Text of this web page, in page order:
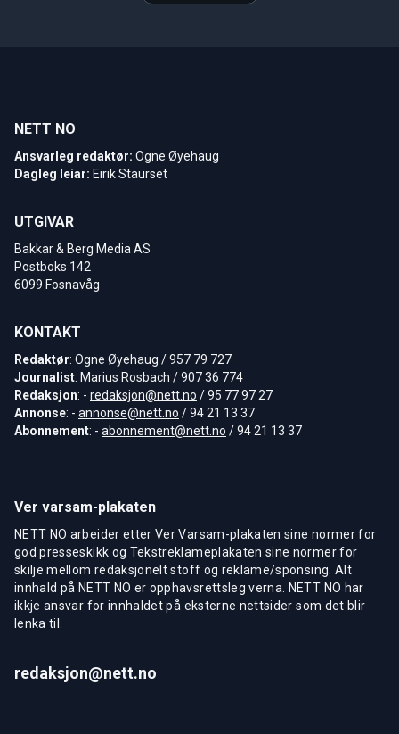
NETT NO
Ansvarleg redaktør: Ogne Øyehaug
Dagleg leiar: Eirik Staurset
UTGIVAR
Bakkar & Berg Media AS
Postboks 142
6099 Fosnavåg
KONTAKT
Redaktør: Ogne Øyehaug / 957 79 727
Journalist: Marius Rosbach / 907 36 774
Redaksjon: - redaksjon@nett.no / 95 77 97 27
Annonse: - annonse@nett.no / 94 21 13 37
Abonnement: - abonnement@nett.no / 94 21 13 37
Ver varsam-plakaten
NETT NO arbeider etter Ver Varsam-plakaten sine normer for
god presseskikk og Tekstreklameplakaten sine normer for
skilje mellom redaksjonelt stoff og reklame/sponsing. Alt
innhald på NETT NO er opphavsrettsleg verna. NETT NO har
ikkje ansvar for innhaldet på eksterne nettsider som det blir
lenka til.
redaksjon@nett.no